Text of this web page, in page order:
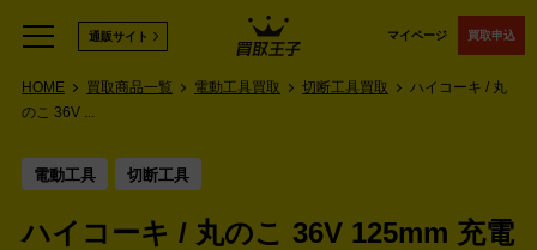
マイページ 買取申込
通販サイト
HOME 買取商品一覧 電動工具買取 切断工具買取
ハイコーキ / 丸
のこ 36V ...
電動工具 切断工具
ハイコーキ / 丸のこ 36V 125mm 充電